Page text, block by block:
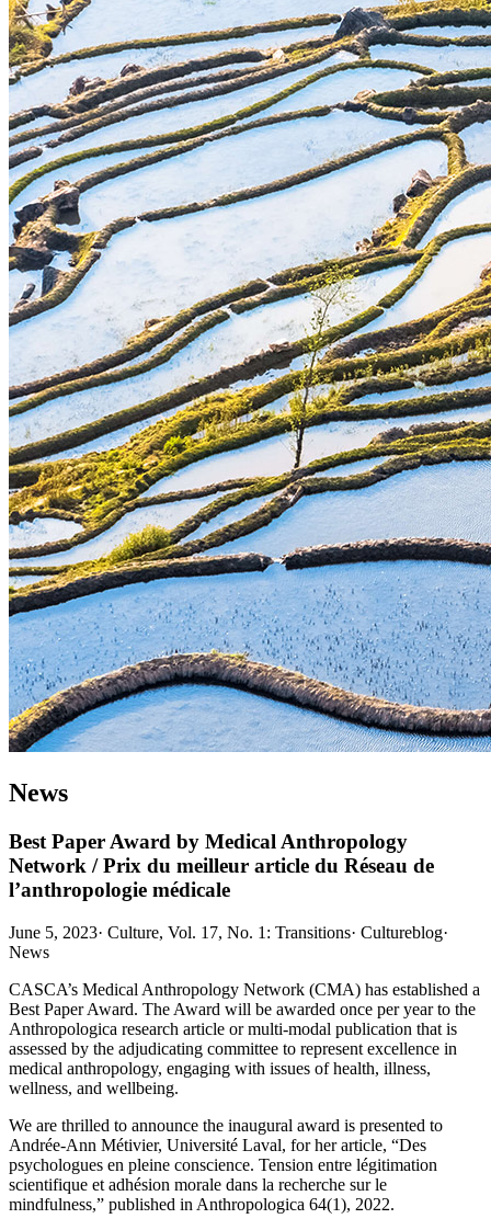
News
Best Paper Award by Medical Anthropology
Network / Prix du meilleur article du Réseau de
l’anthropologie médicale
June 5, 2023· Culture, Vol. 17, No. 1: Transitions· Cultureblog·
News
CASCA’s Medical Anthropology Network (CMA) has established a
Best Paper Award. The Award will be awarded once per year to the
Anthropologica research article or multi-modal publication that is
assessed by the adjudicating committee to represent excellence in
medical anthropology, engaging with issues of health, illness,
wellness, and wellbeing.
We are thrilled to announce the inaugural award is presented to
Andrée-Ann Métivier, Université Laval, for her article, “Des
psychologues en pleine conscience. Tension entre légitimation
scientifique et adhésion morale dans la recherche sur le
mindfulness,” published in Anthropologica 64(1), 2022.